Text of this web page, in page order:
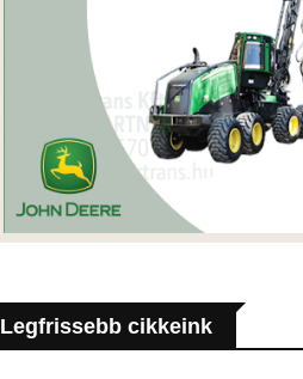
Legfrissebb cikkeink